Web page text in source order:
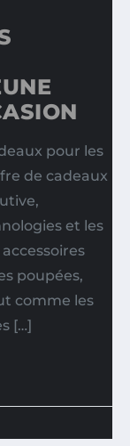
pour les
de cadeaux
et les
poupées,
comme les
[…]